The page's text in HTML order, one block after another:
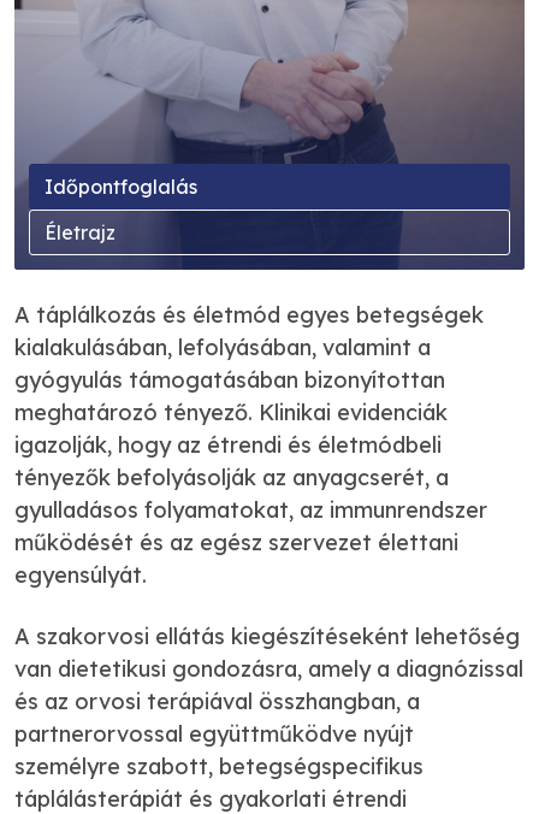
Időpontfoglalás
Életrajz
A táplálkozás és életmód egyes betegségek
kialakulásában, lefolyásában, valamint a
gyógyulás támogatásában bizonyítottan
meghatározó tényező. Klinikai evidenciák
igazolják, hogy az étrendi és életmódbeli
tényezők befolyásolják az anyagcserét, a
gyulladásos folyamatokat, az immunrendszer
működését és az egész szervezet élettani
egyensúlyát.
A szakorvosi ellátás kiegészítéseként lehetőség
van dietetikusi gondozásra, amely a diagnózissal
és az orvosi terápiával összhangban, a
partnerorvossal együttműködve nyújt
személyre szabott, betegségspecifikus
táplálásterápiát és gyakorlati étrendi